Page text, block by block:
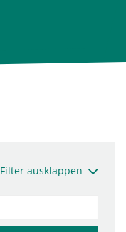
Filter ausklappen